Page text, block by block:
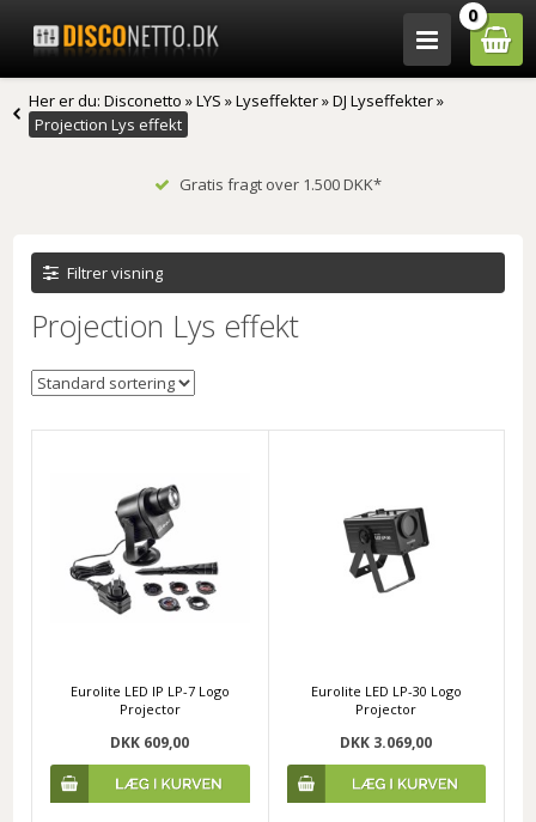
0
Her er du:Disconetto »LYS »Lyseffekter»DJ Lyseffekter»
Projection Lys effekt
Gratis fragt over 1.500 DKK*
Filtrer visning
Projection Lys effekt
Eurolite LED IP LP-7 Logo
Projector
DKK 609,00
Eurolite LED LP-30 Logo
Projector
DKK 3.069,00